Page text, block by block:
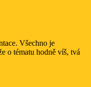
Všechno je
o tématu hodně víš, tvá